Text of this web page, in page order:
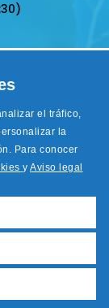
el tráfico,
la
Para conocer
y Aviso legal
dona
EU».